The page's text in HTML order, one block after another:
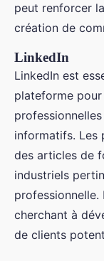
peut renforcer
création de
LinkedIn
LinkedIn est
plateforme
informatifs. Les
des articles de
industriels
professionnelle.
cherchant à
de clients